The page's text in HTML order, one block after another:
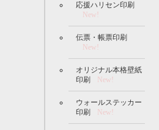
応援ハリセン印刷
New!
伝票・帳票印刷
New!
オリジナル本格壁紙
印刷
New!
ウォールステッカー
印刷
New!